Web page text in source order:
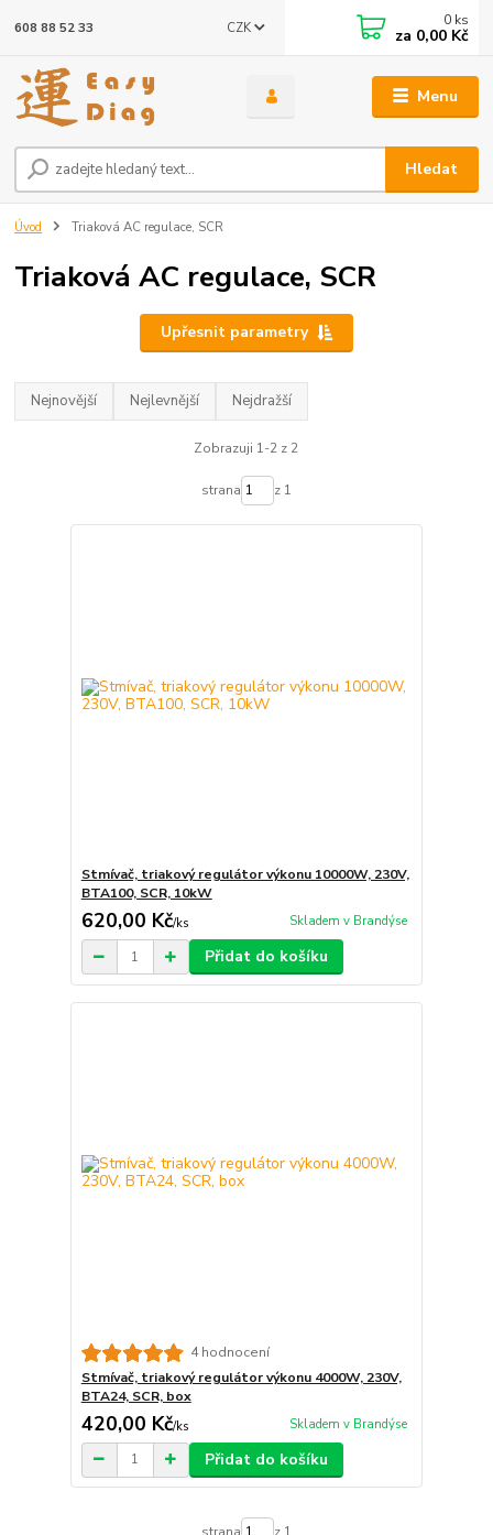
Menu
CZK
Hledat
608 88 52 33 0 ks
za 0,00 Kč
Úvod Triaková AC regulace, SCR
Triaková AC regulace, SCR
Upřesnit parametry
Nejnovější Nejlevnější Nejdražší
Zobrazuji 1-2 z 2
strana z 1
Stmívač, triakový regulátor výkonu 10000W, 230V,
BTA100, SCR, 10kW
620,00 Kč/ks Skladem v Brandýse
Přidat do košíku
4 hodnocení
Stmívač, triakový regulátor výkonu 4000W, 230V,
BTA24, SCR, box
420,00 Kč/ks Skladem v Brandýse
Přidat do košíku